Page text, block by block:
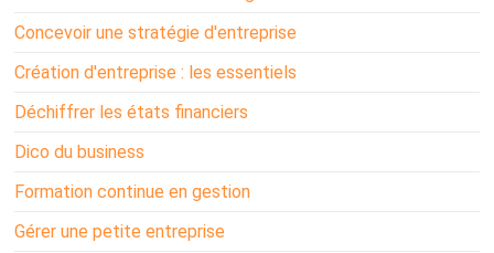
Concevoir une stratégie d'entreprise
Création d'entreprise : les essentiels
Déchiffrer les états financiers
Dico du business
Formation continue en gestion
Gérer une petite entreprise